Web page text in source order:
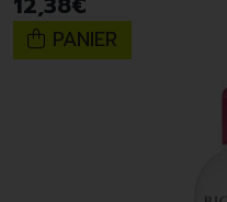
PANIER